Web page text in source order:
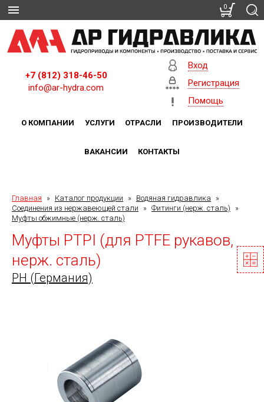
+7 (812) 318-46-50
info@ar-hydra.com
Вход
Регистрация
Помощь
О КОМПАНИИ УСЛУГИ ОТРАСЛИ ПРОИЗВОДИТЕЛИ
ВАКАНСИИ КОНТАКТЫ
Главная » Каталог продукции » Водяная гидравлика
»
Соединения из нержавеющей стали
» Фитинги (нерж. сталь)
»
Муфты обжимные (нерж. сталь)
Муфты PTPI (для PTFE рукавов,
нерж. сталь)
PH (Германия)
0